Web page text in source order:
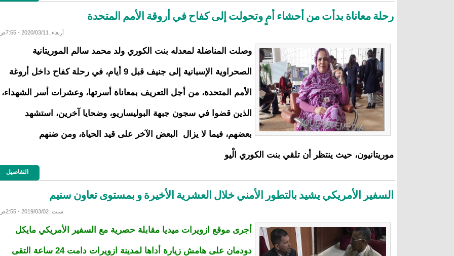
رحلة معاناة بدأت من أحشاء أُمٍ وتحولت إلى كفاح في أروقة الأمم المتحدة
أربعاء, 2020/03/11 - 7:55ص
وصلت المناضلة لمعدله بنت الكوري ولد محمد سالم الموريتانية
الصحراوية الإسبانية إلى جنيف قبل 9 أيام، في رحلة كفاح داخل أروغة
الأمم المتحدة، من أجل التعريف بمعاناة أسرتها، وعشرات أسر الشهداء،
الذين قضوا في سجون جبهة البوليساريو، وضحايا آخرين، استشهد
بعضهم، فيما لا يزال البعض الآخر على قيد الحياة، ومن ضنهم
موريتانيون، حيث ينتظر أن تلقي بنت الكوري الْيو
التفاصيل
السفير الأمريكي يشيد بالتطور الأمني خلال العشرية الأخيرة و بمستوى تعاون سنيم
سبت, 2019/03/02 - 2:55ص
أجرى موقع ازويرات ميديا مقابلة حصرية مع السفير الأمريكي مايكل
دودمان على هامش زيارة أداها لمدينة ازويرات دامت 24 ساعة التقى